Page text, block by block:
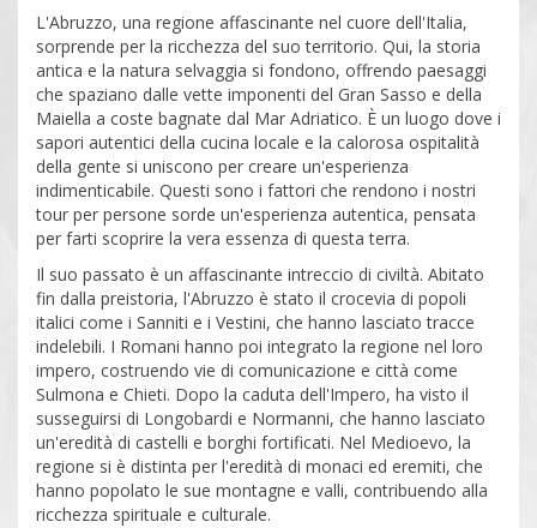
L'Abruzzo, una regione affascinante nel cuore dell'Italia,
sorprende per la ricchezza del suo territorio. Qui, la storia
antica e la natura selvaggia si fondono, offrendo paesaggi
che spaziano dalle vette imponenti del Gran Sasso e della
Maiella a coste bagnate dal Mar Adriatico. È un luogo dove i
sapori autentici della cucina locale e la calorosa ospitalità
della gente si uniscono per creare un'esperienza
indimenticabile. Questi sono i fattori che rendono i nostri
tour per persone sorde un'esperienza autentica, pensata
per farti scoprire la vera essenza di questa terra.
Il suo passato è un affascinante intreccio di civiltà. Abitato
fin dalla preistoria, l'Abruzzo è stato il crocevia di popoli
italici come i Sanniti e i Vestini, che hanno lasciato tracce
indelebili. I Romani hanno poi integrato la regione nel loro
impero, costruendo vie di comunicazione e città come
Sulmona e Chieti. Dopo la caduta dell'Impero, ha visto il
susseguirsi di Longobardi e Normanni, che hanno lasciato
un'eredità di castelli e borghi fortificati. Nel Medioevo, la
regione si è distinta per l'eredità di monaci ed eremiti, che
hanno popolato le sue montagne e valli, contribuendo alla
ricchezza spirituale e culturale.